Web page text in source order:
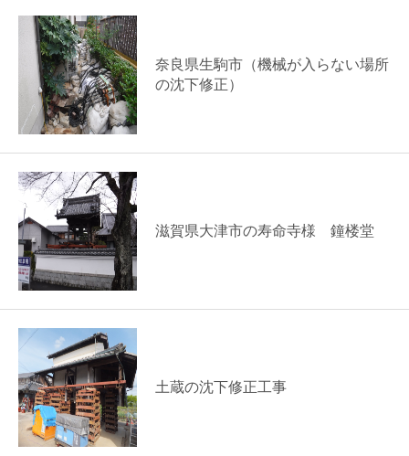
奈良県生駒市（機械が入らない場所
の沈下修正）
滋賀県大津市の寿命寺様 鐘楼堂
土蔵の沈下修正工事